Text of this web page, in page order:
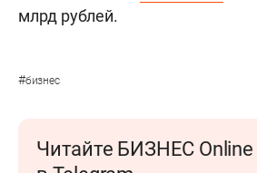
млрд рублей.
#бизнес
Читайте БИЗНЕС Online